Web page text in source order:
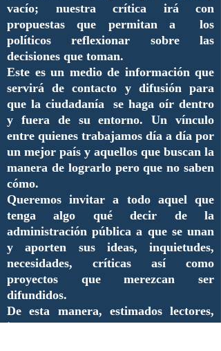
vacío; nuestra crítica irá con
propuestas que permitan a los
políticos reflexionar sobre las
decisiones que toman.
Este es un medio de información que
servirá de contacto y difusión para
que la ciudadanía se haga oír dentro
y fuera de su entorno. Un vínculo
entre quienes trabajamos día a día por
un mejor país y aquellos que buscan la
manera de lograrlo pero que no saben
cómo.
Queremos invitar a todo aquel que
tenga algo qué decir de la
administración pública a que se unan
y aporten sus ideas, inquietudes,
necesidades, críticas así como
proyectos que merezcan ser
difundidos.
De esta manera, estimados lectores,
inauguramos una nueva era de